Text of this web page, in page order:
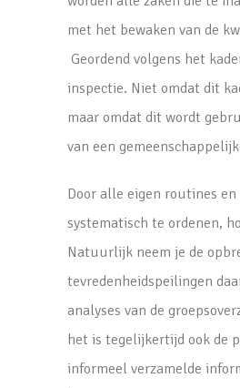
met het bewaken van de
Geordend volgens het
inspectie. Niet omdat dit
maar omdat dit wordt
van een
Door alle eigen routines
systematisch te ordenen,
Natuurlijk neem je de
tevredenheidspeilingen
analyses van de
het is tegelijkertijd ook de
informeel verzamelde